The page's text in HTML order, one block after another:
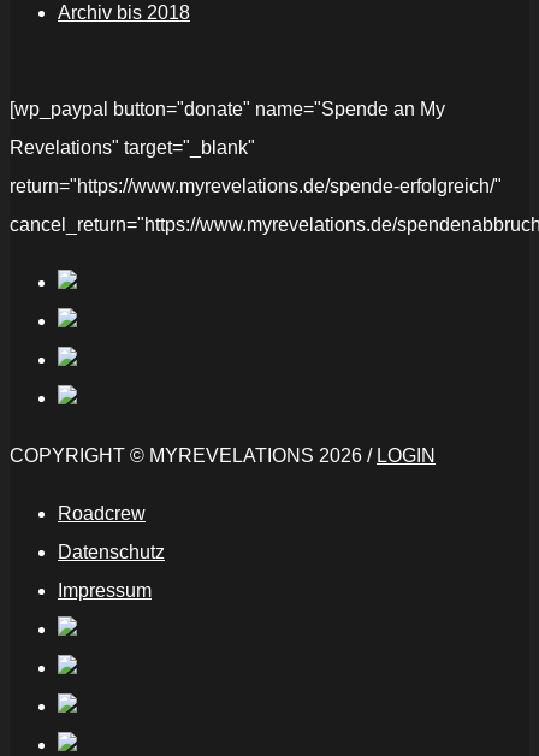
Archiv bis 2018
[wp_paypal button="donate" name="Spende an My
Revelations" target="_blank"
return="https://www.myrevelations.de/spende-erfolgreich/"
cancel_return="https://www.myrevelations.de/
COPYRIGHT © MYREVELATIONS 2026 / LOGIN
Roadcrew
Datenschutz
Impressum